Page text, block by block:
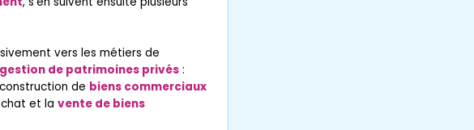
vers les métiers de
gestion de patrimoines privés :
de biens commerciaux
et la vente de biens